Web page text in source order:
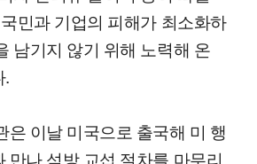
민과 기업의 피해가 최소화하
남기지 않기 위해 노력해 온
.
은 이날 미국으로 출국해 미 행
만나 석방 교섭 절차를 마무리